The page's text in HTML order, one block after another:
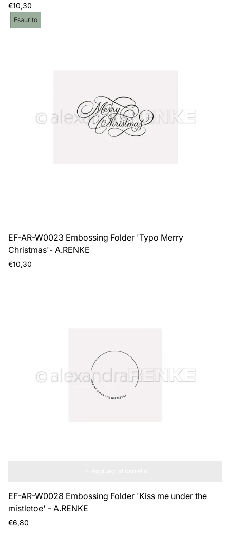
Prezzo
normale
€10,30
Etichetta
del
Esaurito
EF-AR-W0023 Embossing Folder 'Typo Merry
Christmas'- A.RENKE
Prezzo
€10,30
EF-AR-W0028 Embossing Folder 'Kiss me under the
mistletoe' - A.RENKE
Prezzo
€6,80